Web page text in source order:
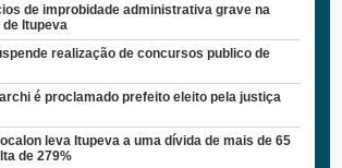
de improbidade administrativa grave na
Itupeva
realização de concursos publico de
é proclamado prefeito eleito pela justiça
leva Itupeva a uma dívida de mais de 65
de 279%